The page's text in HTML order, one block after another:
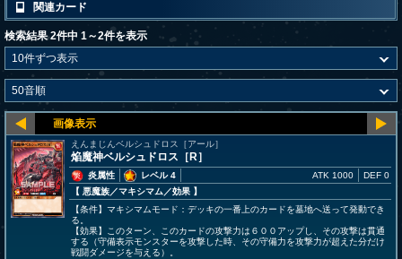
関連カード
検索結果 2件中 1～2件を表示
えんまじんベルシュドロス［アール］
焔魔神ベルシュドロス［R］
炎属性
レベル 4
【 悪魔族／マキシマム／効果 】
ATK 1000 DEF 0
【条件】マキシマムモード：デッキの一番上のカードを墓地へ送って発動でき
る。
【効果】このターン、このカードの攻撃力は６００アップし、その攻撃は貫通
する（守備表示モンスターを攻撃した時、その守備力を攻撃力が超えた分だけ
戦闘ダメージを与える）。